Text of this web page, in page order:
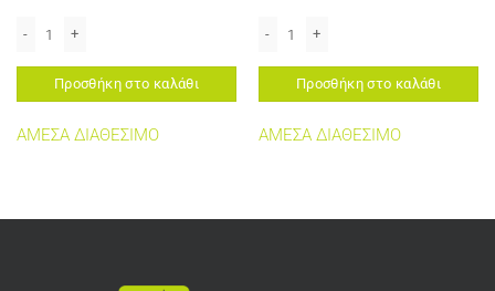
Προσθήκη στο καλάθι
ΑΜΕΣΑ ΔΙΑΘΕΣΙΜΟ
Προσθήκη στο καλάθι
ΑΜΕΣΑ ΔΙΑΘΕΣΙΜΟ